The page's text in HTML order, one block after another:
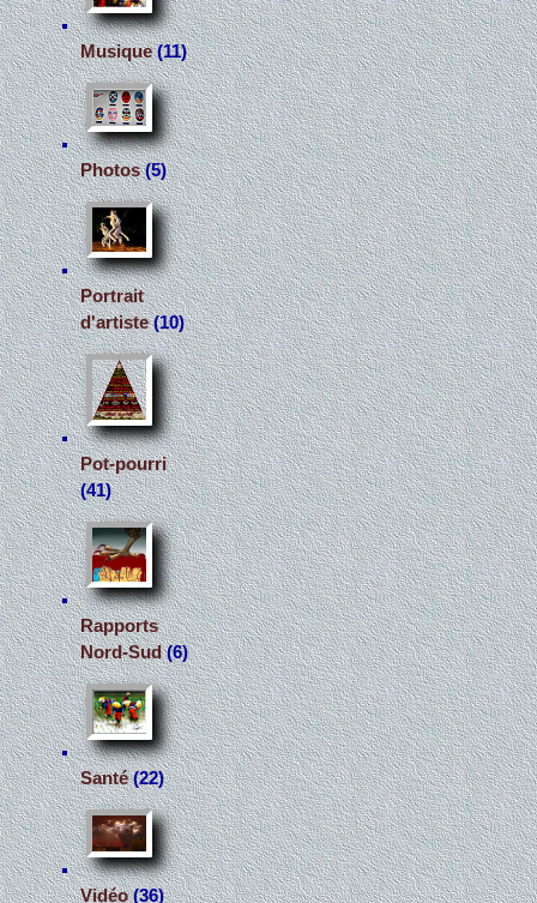
Musique(11)
Photos(5)
Portrait
d'artiste(10)
Pot-pourri
(41)
Rapports
Nord-Sud(6)
Santé(22)
Vidéo(36)